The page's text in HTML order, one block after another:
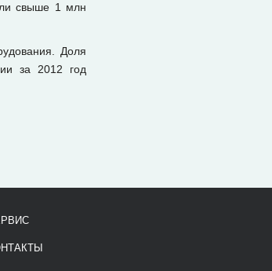
свыше 1 млн
Доля
за 2012 год